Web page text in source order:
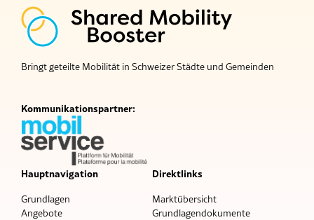
Bringt geteilte Mobilität in Schweizer Städte und Gemeinden
Kommunikationspartner:
Hauptnavigation
Grundlagen
Angebote
Direktlinks
Marktübersicht
Grundlagendokumente